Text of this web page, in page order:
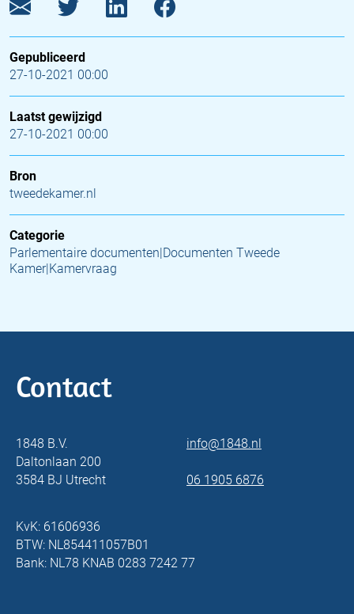
Gepubliceerd
27-10-2021 00:00
Laatst gewijzigd
27-10-2021 00:00
Bron
tweedekamer.nl
Categorie
Parlementaire documenten|Documenten Tweede
Kamer|Kamervraag
Contact
1848 B.V.
Daltonlaan 200
3584 BJ Utrecht
info@1848.nl
06 1905 6876
KvK: 61606936
BTW: NL854411057B01
Bank: NL78 KNAB 0283 7242 77